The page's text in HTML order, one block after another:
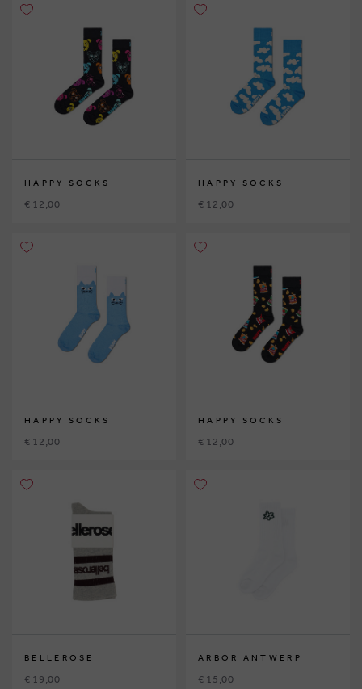
HAPPY SOCKS
€ 12,00
HAPPY SOCKS
€ 12,00
HAPPY SOCKS
€ 12,00
HAPPY SOCKS
€ 12,00
BELLEROSE
€ 19,00
ARBOR ANTWERP
€ 15,00